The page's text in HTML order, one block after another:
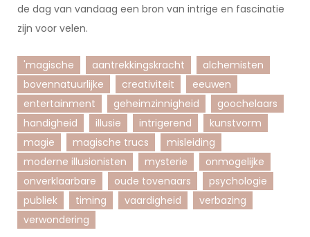
de dag van vandaag een bron van intrige en fascinatie
zijn voor velen.
'magische aantrekkingskracht
alchemisten
bovennatuurlijke
creativiteit
eeuwen
entertainment
geheimzinnigheid
goochelaars
handigheid
illusie intrigerend
kunstvorm
magie
magische trucs
misleiding
moderne illusionisten
mysterie
onmogelijke
onverklaarbare
oude tovenaars
psychologie
publiek
timing vaardigheid
verbazing
verwondering